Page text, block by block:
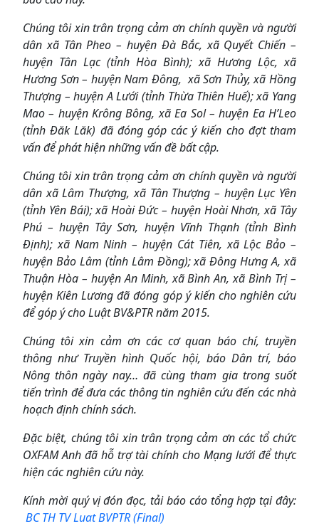
Chúng tôi xin trân trọng cảm ơn chính quyền và người
dân xã Tân Pheo – huyện Đà Bắc, xã Quyết Chiến –
huyện Tân Lạc (tỉnh Hòa Bình); xã Hương Lộc, xã
Hương Sơn – huyện Nam Đông, xã Sơn Thủy, xã Hồng
Thượng – huyện A Lưới (tỉnh Thừa Thiên Huế); xã Yang
Mao – huyện Krông Bông, xã Ea Sol – huyện Ea H’Leo
(tỉnh Đăk Lăk) đã đóng góp các ý kiến cho đợt tham
vấn để phát hiện những vấn đề bất cập.
Chúng tôi xin trân trọng cảm ơn chính quyền và người
dân xã Lâm Thượng, xã Tân Thượng – huyện Lục Yên
(tỉnh Yên Bái); xã Hoài Đức – huyện Hoài Nhơn, xã Tây
Phú – huyện Tây Sơn, huyện Vĩnh Thạnh (tỉnh Bình
Định); xã Nam Ninh – huyện Cát Tiên, xã Lộc Bảo –
huyện Bảo Lâm (tỉnh Lâm Đồng); xã Đông Hưng A, xã
Thuận Hòa – huyện An Minh, xã Bình An, xã Bình Trị –
huyện Kiên Lương đã đóng góp ý kiến cho nghiên cứu
để góp ý cho Luật BV&PTR năm 2015.
Chúng tôi xin cảm ơn các cơ quan báo chí, truyền
thông như Truyền hình Quốc hội, báo Dân trí, báo
Nông thôn ngày nay… đã cùng tham gia trong suốt
tiến trình để đưa các thông tin nghiên cứu đến các nhà
hoạch định chính sách.
Đặc biệt, chúng tôi xin trân trọng cảm ơn các tổ chức
OXFAM Anh đã hỗ trợ tài chính cho Mạng lưới để thực
hiện các nghiên cứu này.
Kính mời quý vị đón đọc, tải báo cáo tổng hợp tại đây:
BC TH TV Luat BVPTR (Final)